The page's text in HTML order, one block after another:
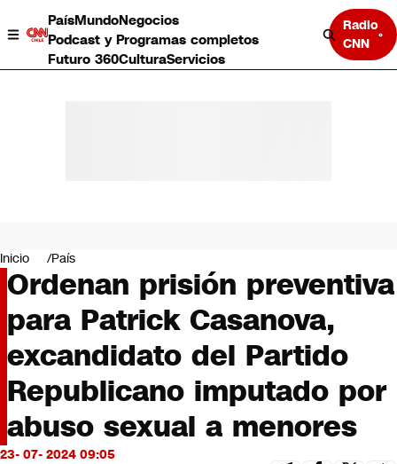
PaísMundoNegocios
Podcast y Programas completos
Futuro 360CulturaServicios
Radio
CNN
Negocios
Deportes
Programas completos
Cultura
Servicios
Bits
CNN tiempo
Futuro 360
Opinión
Inicio País
Ordenan prisión preventiva
para Patrick Casanova,
excandidato del Partido
Republicano imputado por
abuso sexual a menores
23- 07- 2024 09:05